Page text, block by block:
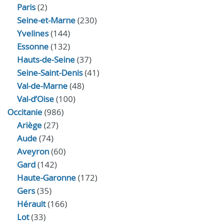
Paris(2)
Seine-et-Marne(230)
Yvelines(144)
Essonne(132)
Hauts-de-Seine(37)
Seine-Saint-Denis(41)
Val-de-Marne(48)
Val-d’Oise(100)
Occitanie(986)
Ariège(27)
Aude(74)
Aveyron(60)
Gard(142)
Haute-Garonne(172)
Gers(35)
Hérault(166)
Lot(33)